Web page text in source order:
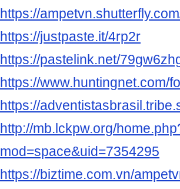
https://
https://justpaste.it/4rp2r
https://pastelink.net/
https://www.huntingnet.com/
https://
http://mb.lckpw.org/
mod=space&uid=7354295
https://biztime.com.vn/